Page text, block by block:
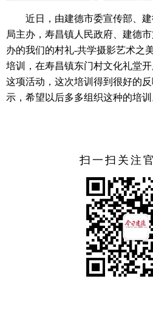
近日，由建德市委宣传部、
局主办，寿昌镇人民政府、建德
办的我们的村礼-共学摄影艺术之
培训，在寿昌镇东门村文化礼堂
这项活动，这次培训得到很好的
示，希望以后多多组织这种的培训
扫一扫关注